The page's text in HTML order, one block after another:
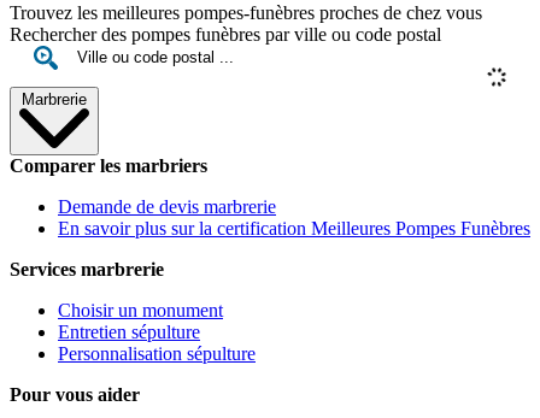
Trouvez les meilleures pompes-funèbres proches de chez vous
Rechercher des pompes funèbres par ville ou code postal
Marbrerie
Comparer les marbriers
Demande de devis marbrerie
En savoir plus sur la certification Meilleures Pompes Funèbres
Services marbrerie
Choisir un monument
Entretien sépulture
Personnalisation sépulture
Pour vous aider